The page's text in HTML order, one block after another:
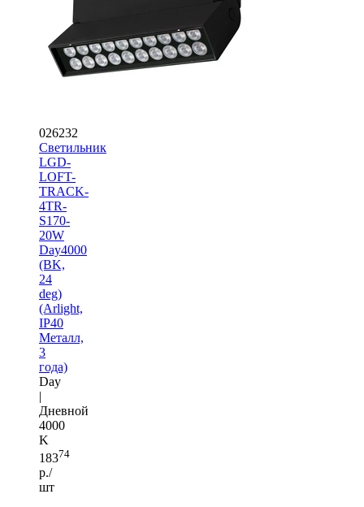
026232
Светильник
LGD-
LOFT-
TRACK-
4TR-
S170-
20W
Day4000
(BK,
24
deg)
(Arlight,
IP40
Металл,
3
года)
Day
|
Дневной
4000
K
18374
р./
шт